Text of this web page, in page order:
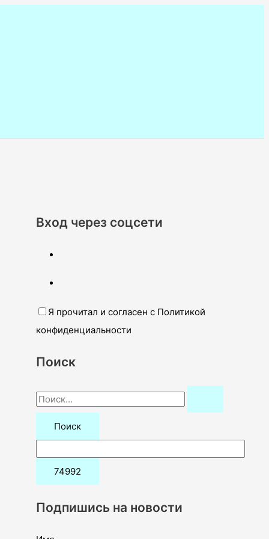
Вход через соцсети
Я прочитал и согласен с Политикой
конфиденциальности
Поиск
П
о
:
Подпишись на новости